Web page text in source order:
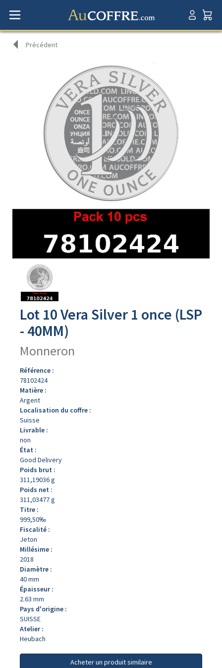
Précédent
produit
Lot 10 Vera Silver 1 once (LSP
- 40MM)
Monneron
Référence :
78102424
Matière :
Argent
Localisation du coffre :
Suisse
Livrable :
non
État :
Good Delivery
Poids brut :
311,19036 g
Poids net :
311,03477 g
Titre :
999,50‰
Fiscalité :
Jeton
Millésime :
2018
Diamètre :
40 mm
Épaisseur :
2.63 mm
Pays d'origine :
SUISSE
Atelier :
Heubach
Acheter un produit similaire